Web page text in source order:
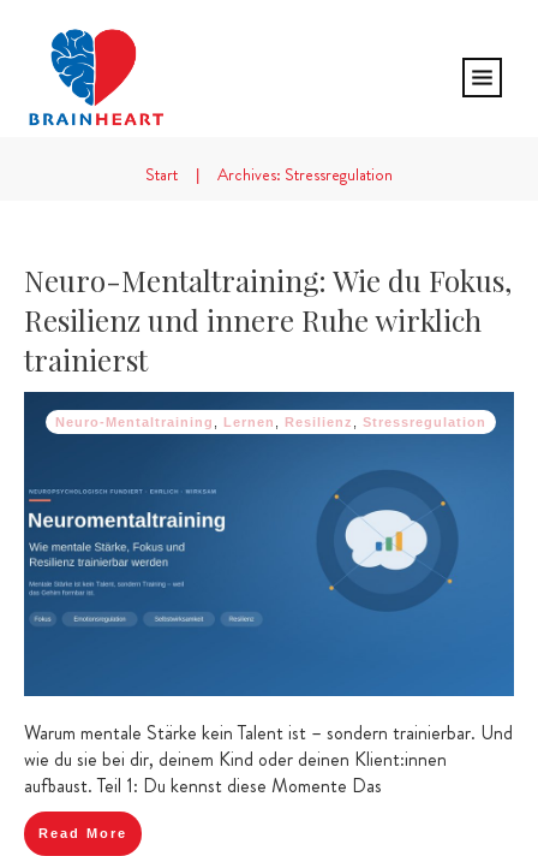
Start Archives: Stressregulation
Neuro-Mentaltraining: Wie du Fokus,
Resilienz und innere Ruhe wirklich
trainierst
Neuro-Mentaltraining Lernen Resilienz Stressregulation
Warum mentale Stärke kein Talent ist – sondern trainierbar. Und
wie du sie bei dir, deinem Kind oder deinen Klient:innen
aufbaust. Teil 1: Du kennst diese Momente Das
Read More